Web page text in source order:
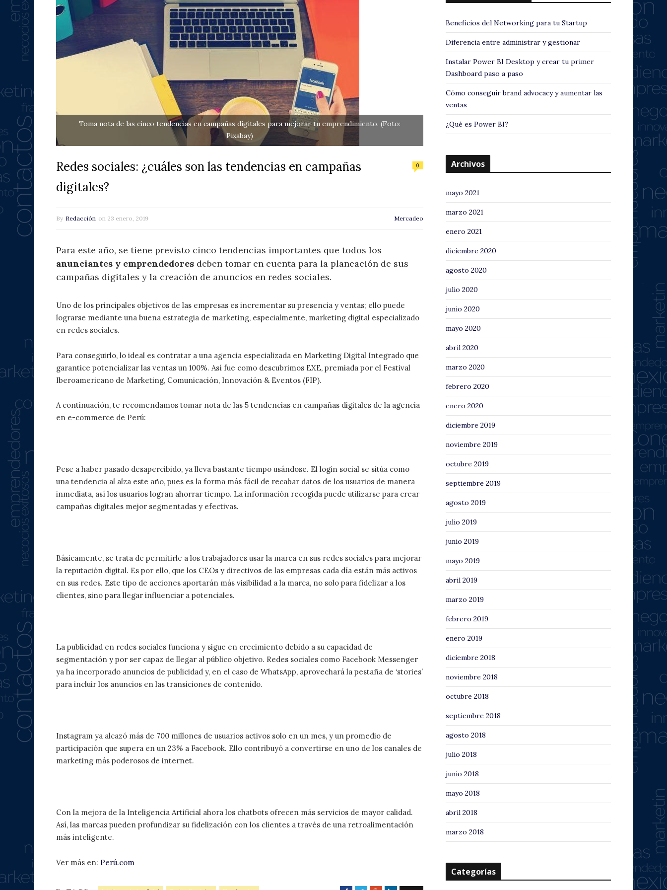
Toma nota de las cinco tendencias en campañas digitales para mejorar tu emprendimiento. (Foto:
Pixabay)
Redes sociales: ¿cuáles son las tendencias en campañas
digitales?
0
By Redacción on 23 enero, 2019 Mercadeo
Para este año, se tiene previsto cinco tendencias importantes que todos los
anunciantes y emprendedores deben tomar en cuenta para la planeación de sus
campañas digitales y la creación de anuncios en redes sociales.
Uno de los principales objetivos de las empresas es incrementar su presencia y ventas; ello puede
lograrse mediante una buena estrategia de marketing, especialmente, marketing digital especializado
en redes sociales.
Para conseguirlo, lo ideal es contratar a una agencia especializada en Marketing Digital Integrado que
garantice potencializar las ventas un 100%. Así fue como descubrimos EXE, premiada por el Festival
Iberoamericano de Marketing, Comunicación, Innovación & Eventos (FIP).
A continuación, te recomendamos tomar nota de las 5 tendencias en campañas digitales de la agencia
en e-commerce de Perú:
Pese a haber pasado desapercibido, ya lleva bastante tiempo usándose. El login social se sitúa como
una tendencia al alza este año, pues es la forma más fácil de recabar datos de los usuarios de manera
inmediata, así los usuarios logran ahorrar tiempo. La información recogida puede utilizarse para crear
campañas digitales mejor segmentadas y efectivas.
Básicamente, se trata de permitirle a los trabajadores usar la marca en sus redes sociales para mejorar
la reputación digital. Es por ello, que los CEOs y directivos de las empresas cada día están más activos
en sus redes. Este tipo de acciones aportarán más visibilidad a la marca, no solo para fidelizar a los
clientes, sino para llegar influenciar a potenciales.
La publicidad en redes sociales funciona y sigue en crecimiento debido a su capacidad de
segmentación y por ser capaz de llegar al público objetivo. Redes sociales como Facebook Messenger
ya ha incorporado anuncios de publicidad y, en el caso de WhatsApp, aprovechará la pestaña de ‘stories’
para incluir los anuncios en las transiciones de contenido.
Instagram ya alcazó más de 700 millones de usuarios activos solo en un mes, y un promedio de
participación que supera en un 23% a Facebook. Ello contribuyó a convertirse en uno de los canales de
marketing más poderosos de internet.
Con la mejora de la Inteligencia Artificial ahora los chatbots ofrecen más servicios de mayor calidad.
Así, las marcas pueden profundizar su fidelización con los clientes a través de una retroalimentación
más inteligente.
Ver más en: Perú.com
Beneficios del Networking para tu Startup
Diferencia entre administrar y gestionar
Instalar Power BI Desktop y crear tu primer
Dashboard paso a paso
Cómo conseguir brand advocacy y aumentar las
ventas
¿Qué es Power BI?
Archivos
mayo 2021
marzo 2021
enero 2021
diciembre 2020
agosto 2020
julio 2020
junio 2020
mayo 2020
abril 2020
marzo 2020
febrero 2020
enero 2020
diciembre 2019
noviembre 2019
octubre 2019
septiembre 2019
agosto 2019
julio 2019
junio 2019
mayo 2019
abril 2019
marzo 2019
febrero 2019
enero 2019
diciembre 2018
noviembre 2018
octubre 2018
septiembre 2018
agosto 2018
julio 2018
junio 2018
mayo 2018
abril 2018
marzo 2018
Categorías